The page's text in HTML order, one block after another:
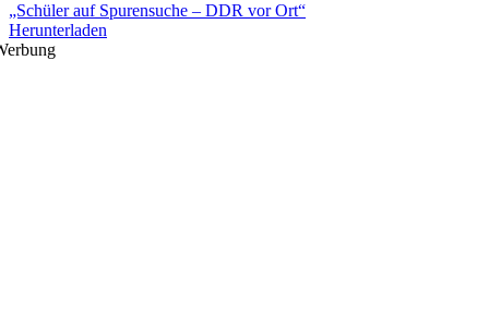
„Schüler auf Spurensuche – DDR vor Ort“
Herunterladen